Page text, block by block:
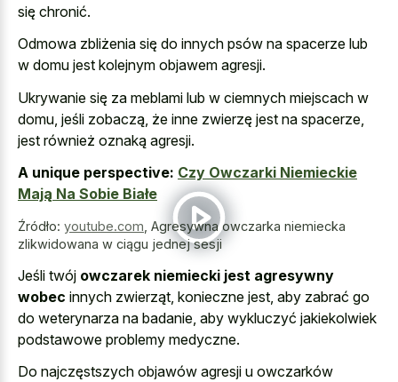
się chronić.
Odmowa zbliżenia się do innych psów na spacerze lub
w domu jest kolejnym objawem agresji.
Ukrywanie się za meblami lub w ciemnych miejscach w
domu, jeśli zobaczą, że inne zwierzę jest na spacerze,
jest również oznaką agresji.
A unique perspective: Czy Owczarki Niemieckie
Mają Na Sobie Białe
Źródło: youtube.com Agresywna owczarka niemiecka
zlikwidowana w ciągu jednej sesji
Jeśli twój owczarek niemiecki jest agresywny
wobec innych zwierząt, konieczne jest, aby zabrać go
do weterynarza na badanie, aby wykluczyć jakiekolwiek
podstawowe problemy medyczne.
Do najczęstszych objawów agresji u owczarków